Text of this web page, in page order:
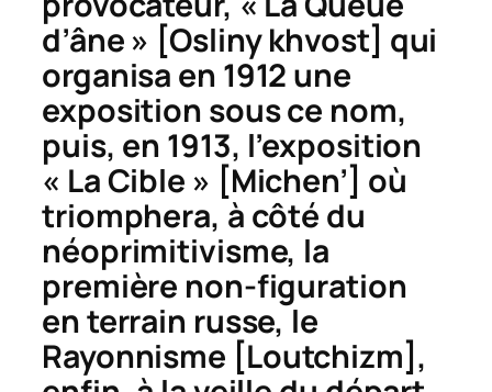
d’âne » [Osliny khvost] qui
organisa en 1912 une
exposition sous ce nom,
puis, en 1913, l’exposition
« La Cible » [Michen’] où
triomphera, à côté du
néoprimitivisme, la
première non-figuration
en terrain russe, le
Rayonnisme [Loutchizm],